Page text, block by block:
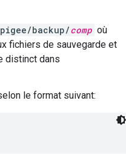
backup/comp où
fichiers de sauvegarde et
distinct dans
le format suivant: